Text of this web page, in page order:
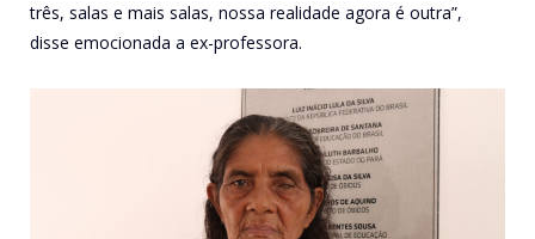
três, salas e mais salas, nossa realidade agora é outra”,
disse emocionada a ex-professora.